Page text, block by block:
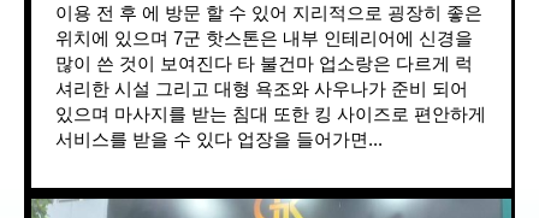
이용 전 후 에 방문 할 수 있어 지리적으로 굉장히 좋은
위치에 있으며 7군 핫스톤은 내부 인테리어에 신경을
많이 쓴 것이 보여진다 타 불건마 업소랑은 다르게 럭
셔리한 시설 그리고 대형 욕조와 사우나가 준비 되어
있으며 마사지를 받는 침대 또한 킹 사이즈로 편안하게
서비스를 받을 수 있다 업장을 들어가면...